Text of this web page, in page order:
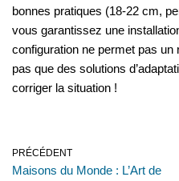
bonnes pratiques (18-22 cm,
vous garantissez une
configuration ne permet pas un
pas que des solutions
corriger la situation !
PRÉCÉDENT
Maisons du Monde : L’Art de